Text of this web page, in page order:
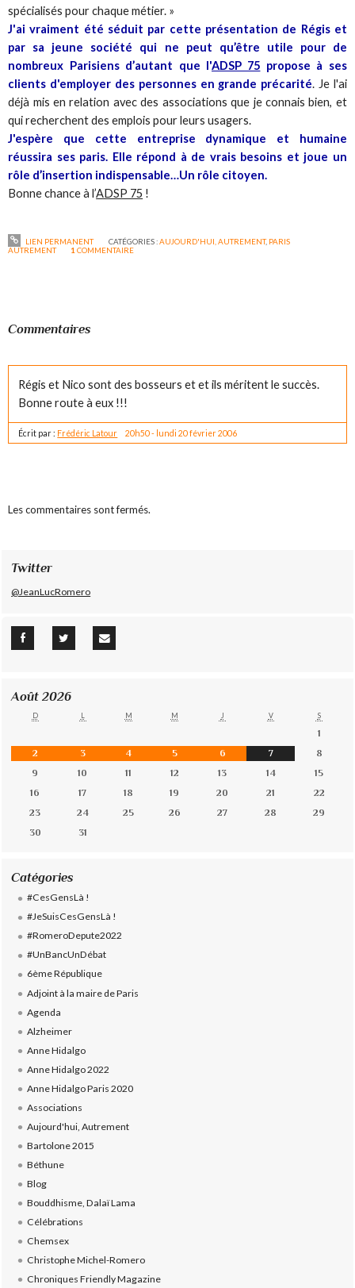
spécialisés pour chaque métier. »
J'ai vraiment été séduit par cette présentation de Régis et
par sa jeune société qui ne peut qu’être utile pour de
nombreux Parisiens d’autant que l'ADSP 75 propose à ses
clients d'employer des personnes en grande précarité. Je l'ai
déjà mis en relation avec des associations que je connais bien, et
qui recherchent des emplois pour leurs usagers.
J'espère que cette entreprise dynamique et humaine
réussira ses paris. Elle répond à de vrais besoins et joue un
rôle d’insertion indispensable…Un rôle citoyen.
Bonne chance à l’ADSP 75 !
LIEN PERMANENT CATÉGORIES :AUJOURD'HUI, AUTREMENT, PARIS
AUTREMENT
1COMMENTAIRE
Commentaires
Régis et Nico sont des bosseurs et et ils méritent le succès.
Bonne route à eux !!!
Écrit par : Frédéric Latour 20h50- lundi 20 février 2006
Les commentaires sont fermés.
Twitter
@JeanLucRomero
Août 2026
D L M M J V S
1
2
3 4 5 6 7
8
9
10 11 12 13 14
15
16
17 18 19 20 21
22
23
24 25 26 27 28
29
30
31
Catégories
#CesGensLà !
#JeSuisCesGensLà !
#RomeroDepute2022
#UnBancUnDébat
6ème République
Adjoint à la maire de Paris
Agenda
Alzheimer
Anne Hidalgo
Anne Hidalgo 2022
Anne Hidalgo Paris 2020
Associations
Aujourd'hui, Autrement
Bartolone 2015
Béthune
Blog
Bouddhisme, Dalaï Lama
Célébrations
Chemsex
Christophe Michel-Romero
Chroniques Friendly Magazine